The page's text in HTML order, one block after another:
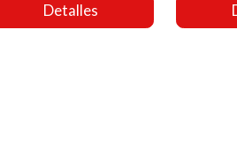
Detalles